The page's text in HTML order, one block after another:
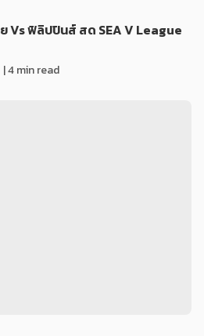
Vs ฟิลิปปินส์ สด SEA V League
| 4 min read